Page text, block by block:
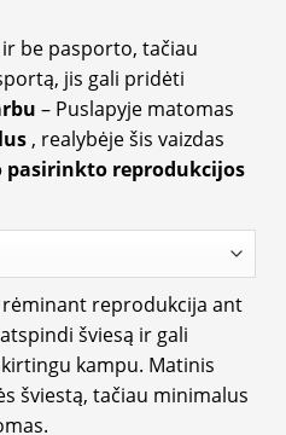
be pasporto, tačiau
jis gali pridėti
– Puslapyje matomas
, realybėje šis vaizdas
reprodukcijos
reprodukcija ant
šviesą ir gali
kampu. Matinis
šviestą, tačiau minimalus